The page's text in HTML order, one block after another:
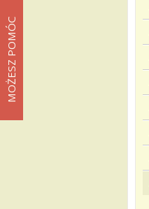
MOŻESZ POMÓC